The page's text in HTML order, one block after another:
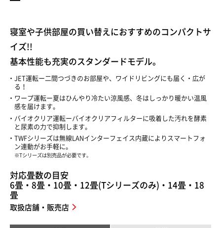
寝室や子供部屋の買い替えにおすすめのコンパクトサ
イズ!!
基本性能も充実のスタンダードモデル。
JET運転ー二間つづきのお部屋や、ワイドリビングにも届く・広が
る！
ワープ運転ー夏はひんやり冷たい涼風感、冬はしっかり暖かい温風
感を届けます。
バイオクリア運転ーバイオクリアフィルターに吸着した汚れを酵素
と尿素の力で抑制します。
TWFシリーズは無線LANインターフェイス内蔵によりスマートフォ
ン連動がお手軽に。
※Tシリーズは別売品が必要です。
対応畳数の目安
6畳・8畳・10畳・12畳(Tシリーズのみ)・14畳・18
畳
取扱店舗・販売店